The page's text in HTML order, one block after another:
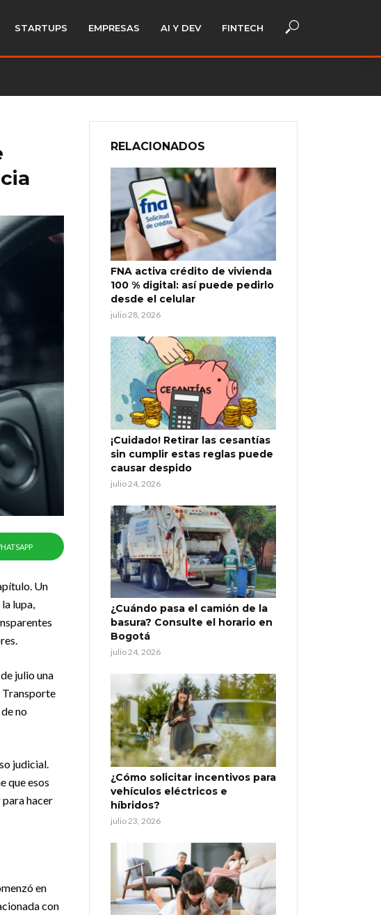
STARTUPS EMPRESAS AI Y DEV FINTECH
Un
lupa,
julio una
Transporte
no
judicial.
que esos
hacer
en
con
RELACIONADOS
FNA activa crédito de vivienda
100 % digital: así puede pedirlo
desde el celular
julio 28, 2026
¡Cuidado! Retirar las cesantías
sin cumplir estas reglas puede
causar despido
julio 24, 2026
¿Cuándo pasa el camión de la
basura? Consulte el horario en
Bogotá
julio 24, 2026
¿Cómo solicitar incentivos para
vehículos eléctricos e
híbridos?
julio 23, 2026